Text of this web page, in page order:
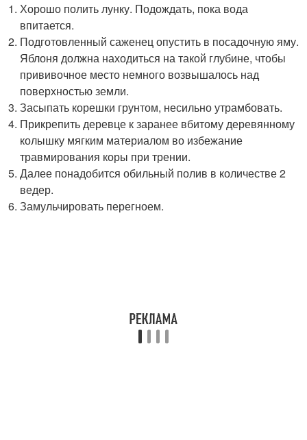
Хорошо полить лунку. Подождать, пока вода
впитается.
Подготовленный саженец опустить в посадочную яму.
Яблоня должна находиться на такой глубине, чтобы
прививочное место немного возвышалось над
поверхностью земли.
Засыпать корешки грунтом, несильно утрамбовать.
Прикрепить деревце к заранее вбитому деревянному
колышку мягким материалом во избежание
травмирования коры при трении.
Далее понадобится обильный полив в количестве 2
ведер.
Замульчировать перегноем.